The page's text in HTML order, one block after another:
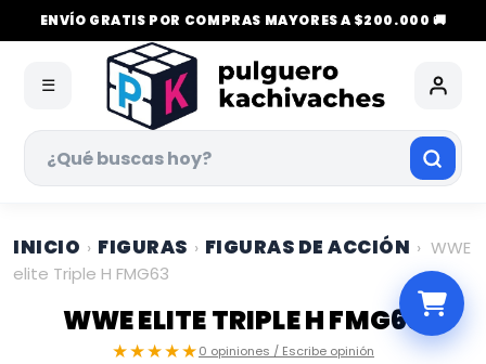
ENVÍO GRATIS POR COMPRAS MAYORES A $200.000 🚚
☰
INICIO › FIGURAS › FIGURAS DE ACCIÓN › WWE
elite Triple H FMG63
WWE ELITE TRIPLE H FMG63
★★★★★0 opiniones / Escribe opinión